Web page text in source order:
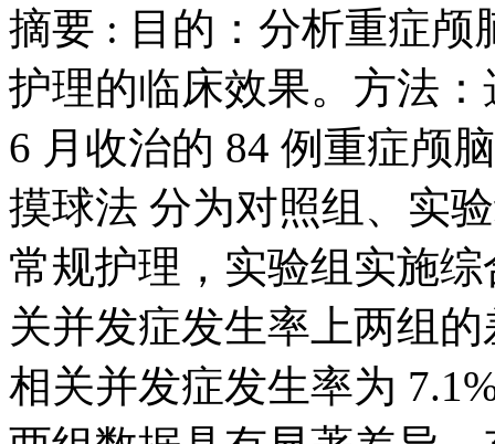
摘要 : 目的：分析重症
护理的临床效果。方法：
6 月收治的 84 例重症颅
摸球法 分为对照组、实
常规护理，实验组实施
关并发症发生率上两组
相关并发症发生率为